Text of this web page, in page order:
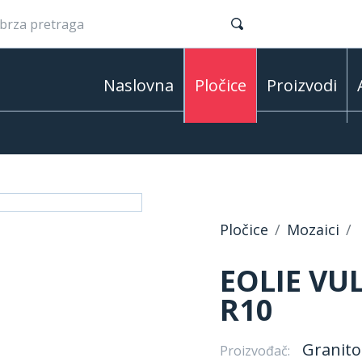
Naslovna Pločice Proizvodi
Pločice Mozaici
EOLIE
R10
Proizvođač: